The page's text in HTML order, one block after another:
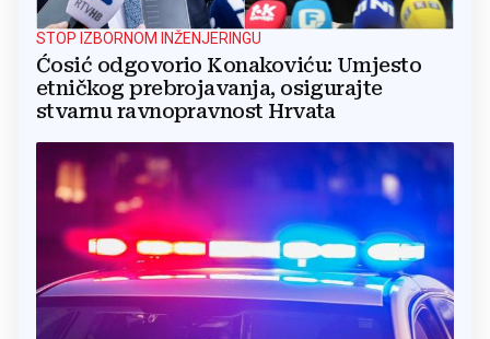
STOP IZBORNOM INŽENJERINGU
Ćosić odgovorio Konakoviću: Umjesto
etničkog prebrojavanja, osigurajte
stvarnu ravnopravnost Hrvata